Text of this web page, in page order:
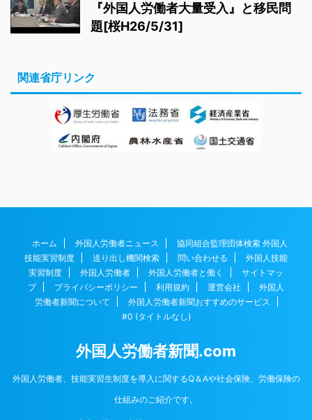
『外国人労働者大量受入』と移民問
題[桜H26/5/31]
関連省庁リンク
ホーム 外国人労働者ニュース
協同組合監理団体検索 外国人
技能実習制度
送り出し機関検索 問い合わせる
外国人技能
実習制度
外国人労働者 外国人労働者と働く
サイトマッ
プ
プライバシーポリシー 利用規約 運営会社
外国人
労働者新聞について
外国人労働者新聞おすすめのサービス
#0 (タイトルなし)
外国人労働者新聞.com
外国人労働者、技能実習生制度を導入に関するQ＆Aや社会保険、労働保険の
仕組みのご紹介です。